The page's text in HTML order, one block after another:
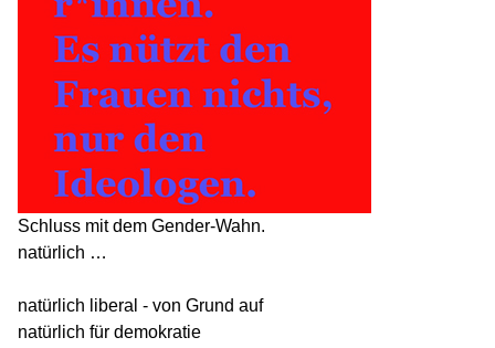
Schluss mit dem Gender-Wahn.
natürlich …
natürlich liberal - von Grund auf
natürlich für demokratie